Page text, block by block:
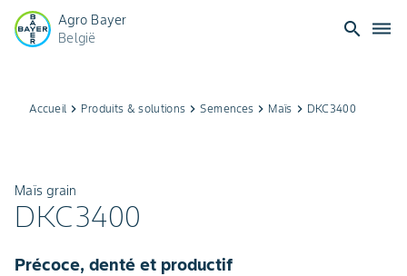
Agro Bayer
België
search dehaze
Accueil keyboard_arrow_right Produits & solutions keyboard_arrow_rightSemences keyboard_arrow_right Maïs keyboard_arrow_right DKC3400
Maïs grain
DKC3400
Précoce, denté et productif